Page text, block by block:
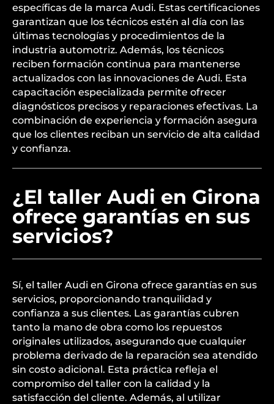
específicas de la marca Audi. Estas certificaciones
garantizan que los técnicos estén al día con las
últimas tecnologías y procedimientos de la
industria automotriz. Además, los técnicos
reciben formación continua para mantenerse
actualizados con las innovaciones de Audi. Esta
capacitación especializada permite ofrecer
diagnósticos precisos y reparaciones efectivas. La
combinación de experiencia y formación asegura
que los clientes reciban un servicio de alta calidad
y confianza.
¿El taller Audi en Girona
ofrece garantías en sus
servicios?
Sí, el taller Audi en Girona ofrece garantías en sus
servicios, proporcionando tranquilidad y
confianza a sus clientes. Las garantías cubren
tanto la mano de obra como los repuestos
originales utilizados, asegurando que cualquier
problema derivado de la reparación sea atendido
sin costo adicional. Esta práctica refleja el
compromiso del taller con la calidad y la
satisfacción del cliente. Además, al utilizar